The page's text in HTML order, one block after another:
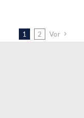
1 2 Vor